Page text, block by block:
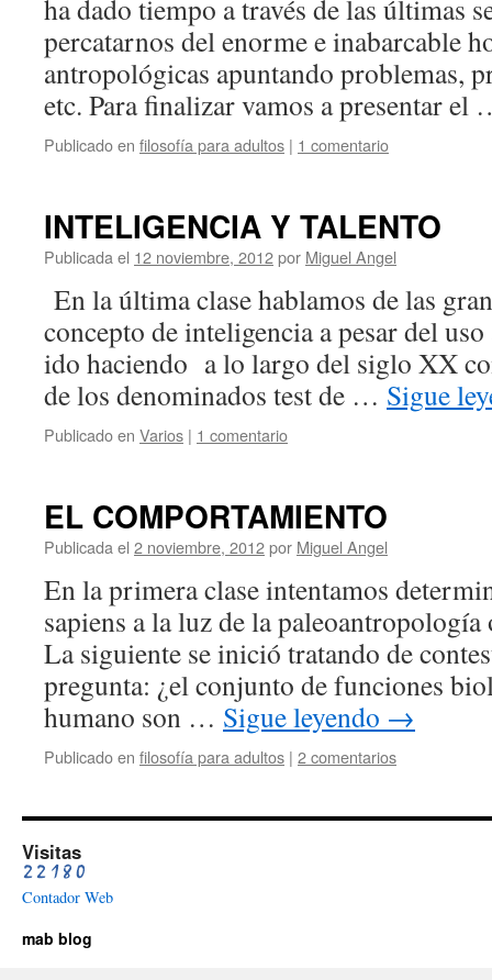
ha dado tiempo a través de las últimas
percatarnos del enorme e inabarcable
antropológicas apuntando problemas,
etc. Para finalizar vamos a presentar
Publicado en filosofía para adultos | 1 comentario
INTELIGENCIA Y TALENTO
Publicada el 12 noviembre, 2012por Miguel Angel
En la última clase hablamos de las
concepto de inteligencia a pesar del
ido haciendo a lo largo del siglo XX
de los denominados test de … Sigue
Publicado en Varios | 1 comentario
EL COMPORTAMIENTO
Publicada el 2 noviembre, 2012por Miguel Angel
En la primera clase intentamos
sapiens a la luz de la
La siguiente se inició tratando de
pregunta: ¿el conjunto de funciones
humano son … Sigue leyendo →
Publicado en filosofía para adultos | 2 comentarios
Visitas
Contador Web
mab blog